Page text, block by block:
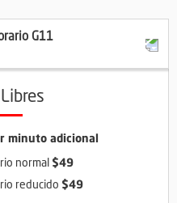
G11
minuto adicional
normal $49
reducido $49